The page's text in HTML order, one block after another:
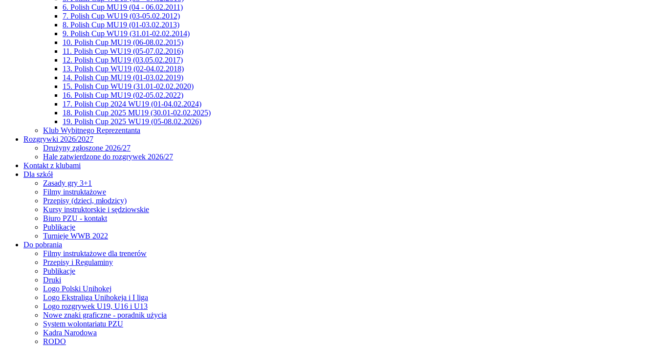
6. Polish Cup MU19 (04 - 06.02.2011)
7. Polish Cup WU19 (03-05.02.2012)
8. Polish Cup MU19 (01-03.02.2013)
9. Polish Cup WU19 (31.01-02.02.2014)
10. Polish Cup MU19 (06-08.02.2015)
11. Polish Cup WU19 (05-07.02.2016)
12. Polish Cup MU19 (03.05.02.2017)
13. Polish Cup WU19 (02-04.02.2018)
14. Polish Cup MU19 (01-03.02.2019)
15. Polish Cup WU19 (31.01-02.02.2020)
16. Polish Cup MU19 (02-05.02.2022)
17. Polish Cup 2024 WU19 (01-04.02.2024)
18. Polish Cup 2025 MU19 (30.01-02.02.2025)
19. Polish Cup 2025 WU19 (05-08.02.2026)
Klub Wybitnego Reprezentanta
Rozgrywki 2026/2027
Drużyny zgłoszone 2026/27
Hale zatwierdzone do rozgrywek 2026/27
Kontakt z klubami
Dla szkół
Zasady gry 3+1
Filmy instruktażowe
Przepisy (dzieci, młodzicy)
Kursy instruktorskie i sędziowskie
Biuro PZU - kontakt
Publikacje
Turnieje WWB 2022
Do pobrania
Filmy instruktażowe dla trenerów
Przepisy i Regulaminy
Publikacje
Druki
Logo Polski Unihokej
Logo Ekstraliga Unihokeja i I liga
Logo rozgrywek U19, U16 i U13
Nowe znaki graficzne - poradnik użycia
System wolontariatu PZU
Kadra Narodowa
RODO